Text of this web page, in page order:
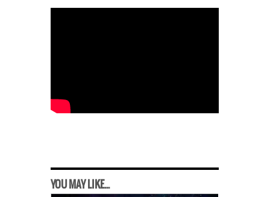
YOU MAY LIKE...